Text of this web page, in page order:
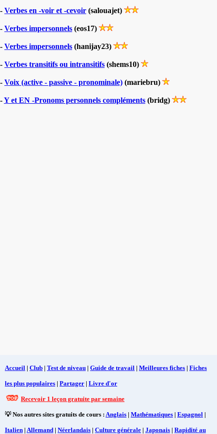
- Verbes en -voir et -cevoir (salouajet)
- Verbes impersonnels (eos17)
- Verbes impersonnels (hanijay23)
- Verbes transitifs ou intransitifs (shems10)
- Voix (active - passive - pronominale) (mariebru)
-Y et EN -Pronoms personnels compléments (bridg)
Accueil | Club | Test de niveau | Guide de travail | Meilleures fiches | Fiches
les plus populaires | Partager | Livre d'or
Recevoir 1 leçon gratuite par semaine
💡 Nos autres sites gratuits de cours : Anglais | Mathématiques | Espagnol |
Italien | Allemand | Néerlandais | Culture générale | Japonais | Rapidité au